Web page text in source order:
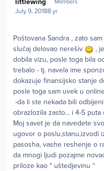
littlewing Members
July 9, 20188 yr
Poštovana Sandra , zato
slučaj delovao nerešiv
,
dobila vizu, posle toga bila
trebalo - tj. navela ime
dokazuje finansijsko stanje
posle toga sam uvek u
-da li ste nekada bili
obrazlozila zasto... i 4-5
Moj savet je da navedete
ugovor o poslu,stanu,izvodi
pasosha, vashe reshenje o
da mnogi ljudi pozajme
priloze kao “ uštedjevinu “